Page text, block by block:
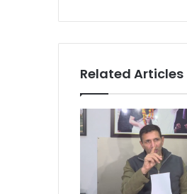
Related Articles